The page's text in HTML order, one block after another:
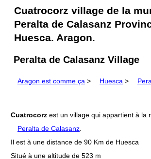
Cuatrocorz village de la
Peralta de Calasanz
Huesca. Aragon.
Peralta de Calasanz Village
Aragon est comme ça > Huesca >
Cuatrocorz est un village qui appartient à la
Peralta de Calasanz
Il est à une distance de 90 Km de Huesca
Situé à une altitude de 523 m